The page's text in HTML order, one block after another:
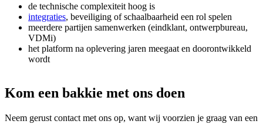
de technische complexiteit hoog is
integraties, beveiliging of schaalbaarheid een rol spelen
meerdere partijen samenwerken (eindklant, ontwerpbureau,
VDMi)
het platform na oplevering jaren meegaat en doorontwikkeld
wordt
Kom een bakkie met ons doen
Neem gerust contact met ons op, want wij voorzien je graag van een